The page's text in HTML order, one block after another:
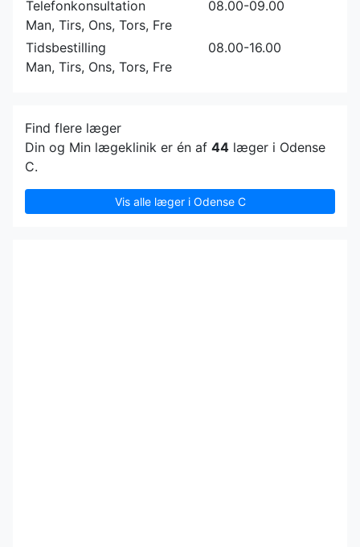
Telefonkonsultation
08.00-09.00
Man, Tirs, Ons, Tors, Fre
Tidsbestilling
08.00-16.00
Man, Tirs, Ons, Tors, Fre
Find flere læger
Din og Min lægeklinik er én af 44 læger i Odense
C.
Vis alle læger i Odense C